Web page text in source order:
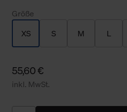
Größe
XS S M L
55,60 €
inkl. MwSt.